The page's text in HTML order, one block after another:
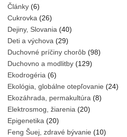
Články (6)
Cukrovka (26)
Dejiny, Slovania (40)
Deti a výchova (29)
Duchovné príčiny chorôb (98)
Duchovno a modlitby (129)
Ekodrogéria (6)
Ekológia, globálne otepľovanie (24)
Ekozáhrada, permakultúra (8)
Elektrosmog, žiarenia (20)
Epigenetika (20)
Feng Šuej, zdravé bývanie (10)